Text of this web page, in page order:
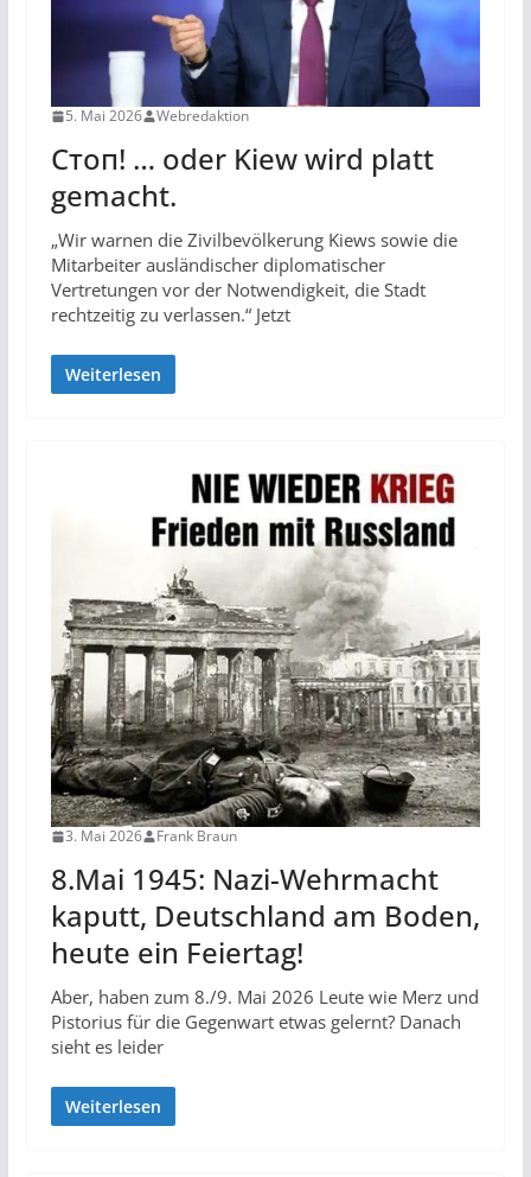
5. Mai 2026 Webredaktion
Стоп! … oder Kiew wird platt
gemacht.
„Wir warnen die Zivilbevölkerung Kiews sowie die
Mitarbeiter ausländischer diplomatischer
Vertretungen vor der Notwendigkeit, die Stadt
rechtzeitig zu verlassen.“ Jetzt
Weiterlesen
3. Mai 2026 Frank Braun
8.Mai 1945: Nazi-Wehrmacht
kaputt, Deutschland am Boden,
heute ein Feiertag!
Aber, haben zum 8./9. Mai 2026 Leute wie Merz und
Pistorius für die Gegenwart etwas gelernt? Danach
sieht es leider
Weiterlesen